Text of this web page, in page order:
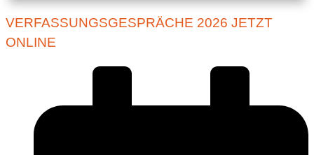
VERFASSUNGSGESPRÄCHE 2026 JETZT
ONLINE